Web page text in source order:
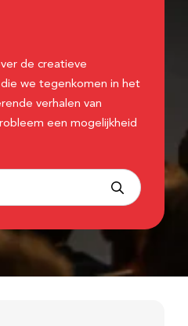
de creatieve
we tegenkomen in het
verhalen van
een mogelijkheid